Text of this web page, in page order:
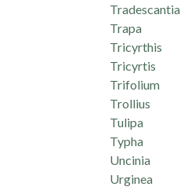
Tradescantia
Trapa
Tricyrthis
Tricyrtis
Trifolium
Trollius
Tulipa
Typha
Uncinia
Urginea